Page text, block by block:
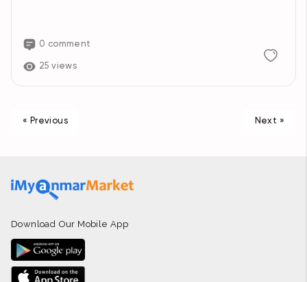
0 comment
25 views
« Previous Next »
Download Our Mobile App